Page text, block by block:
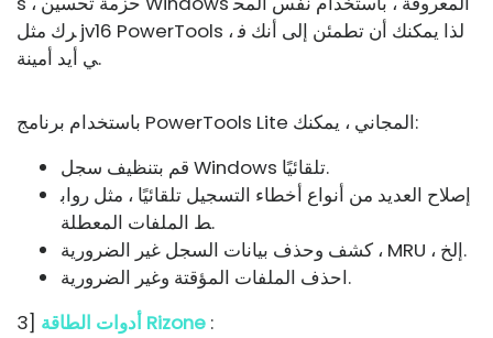
رك مثل jv16 PowerTools ، لذا يمكنك أن تطمئن إلى أنك ف
ي أيد أمينة.
باستخدام برنامج PowerTools Lite المجاني ، يمكنك:
قم بتنظيف سجل Windows تلقائيًا.
إصلاح العديد من أنواع أخطاء التسجيل تلقائيًا ، مثل رواب
ط الملفات المعطلة.
كشف وحذف بيانات السجل غير الضرورية ، MRU ، إلخ.
احذف الملفات المؤقتة وغير الضرورية.
3]
أدوات الطاقة Rizone :